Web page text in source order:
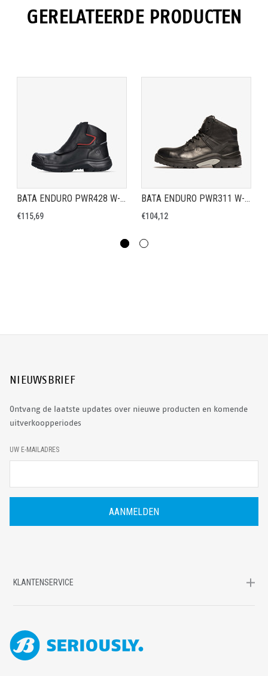
GERELATEERDE PRODUCTEN
BATA ENDURO PWR428 W-XW - VEILIGHEIDSSCHOEN S3
€115,69
BATA ENDURO PWR311 W-XW - VEILIGHEIDSSCHOEN S3
€104,12
NIEUWSBRIEF
Ontvang de laatste updates over nieuwe producten en komende
uitverkoopperiodes
E
-
M
A
D
UW E-MAILADRES
KLANTENSERVICE